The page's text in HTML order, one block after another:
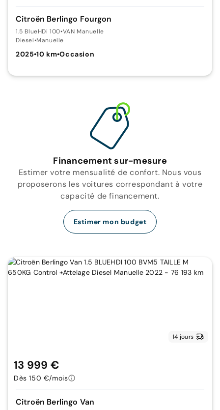
Citroën Berlingo Fourgon
1.5 BlueHDi 100•VAN Manuelle
Diesel•Manuelle
2025•10 km•Occasion
Financement sur-mesure
Estimer votre mensualité de confort. Nous vous
proposerons les voitures correspondant à votre
capacité de financement.
Estimer mon budget
14 jours
Citroën Berlingo Van
13 999 €
Dès 150 €/mois